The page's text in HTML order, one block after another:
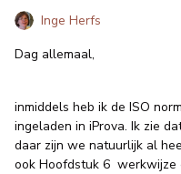
Inge Herfs
Dag allemaal,
inmiddels heb ik de ISO
ingeladen in iProva. Ik zie
daar zijn we natuurlijk al
ook Hoofdstuk 6 werkwijze